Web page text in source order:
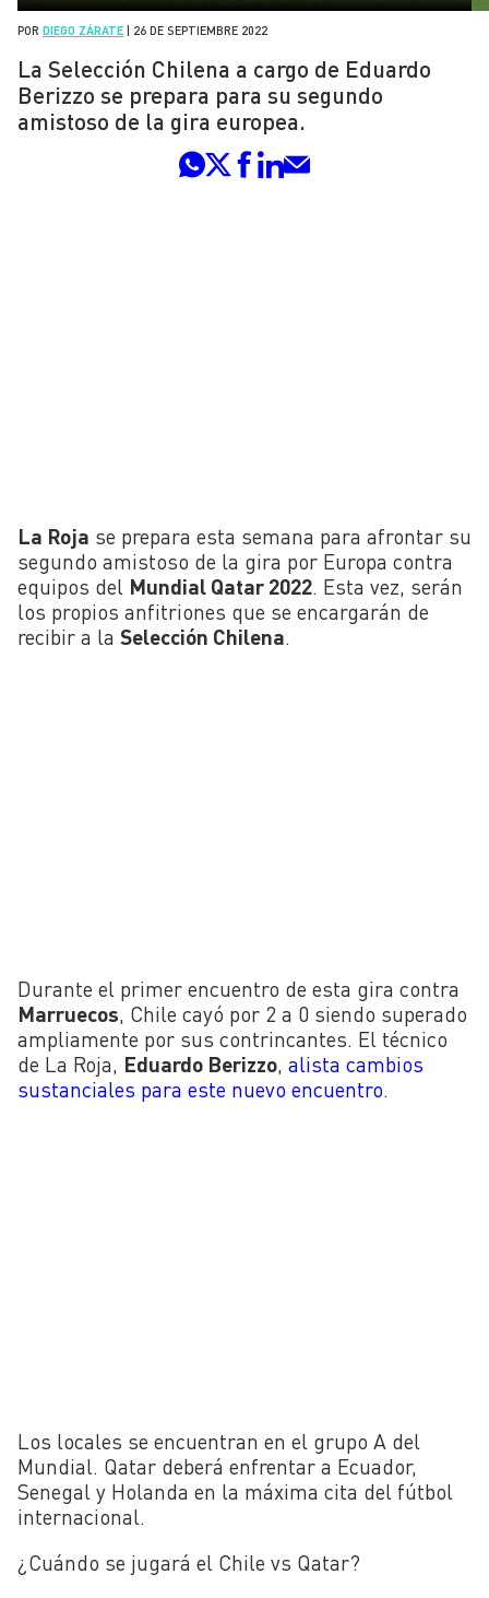
POR DIEGO ZÁRATE 26 DE SEPTIEMBRE 2022
La Selección Chilena a cargo de Eduardo
Berizzo se prepara para su segundo
amistoso de la gira europea.
La Roja se prepara esta semana para afrontar su
segundo amistoso de la gira por Europa contra
equipos del Mundial Qatar 2022 . Esta vez, serán
los propios anfitriones que se encargarán de
recibir a la Selección Chilena
Durante el primer encuentro de esta gira contra
Marruecos, Chile cayó por 2 a 0 siendo superado
ampliamente por sus contrincantes. El técnico
de La Roja, Eduardo Berizzo, alista cambios
sustanciales para este nuevo encuentro.
Los locales se encuentran en el grupo A del
Mundial. Qatar deberá enfrentar a Ecuador,
Senegal y Holanda en la máxima cita del fútbol
internacional.
¿Cuándo se jugará el Chile vs Qatar?